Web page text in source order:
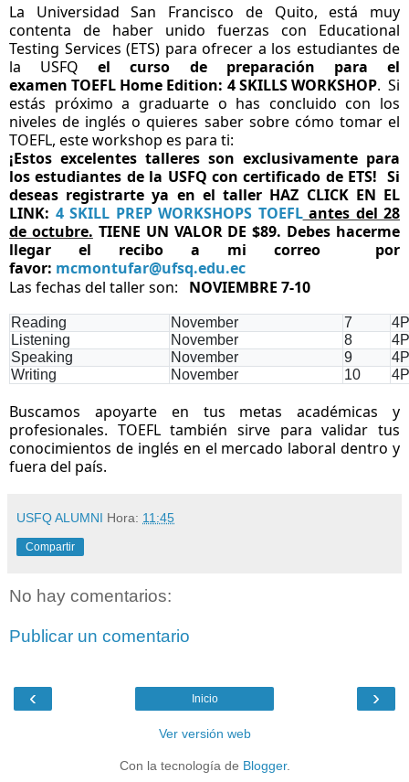
La Universidad San Francisco de Quito, está muy
contenta de haber unido fuerzas con Educational
Testing Services (ETS) para ofrecer a los estudiantes de
la USFQel curso de preparación para el
examen TOEFL Home Edition: 4 SKILLS WORKSHOP. Si
estás próximo a graduarte o has concluido con los
niveles de inglés o quieres saber sobre cómo tomar el
TOEFL, este workshop es para ti:
¡Estos excelentes talleres son exclusivamente para
los estudiantes de la USFQ con certificado de ETS! Si
deseas registrarte ya en el taller HAZ CLICK EN EL
LINK: 4 SKILL PREP WORKSHOPS TOEFLantes del 28
de octubre. TIENE UN VALOR DE $89. Debes hacerme
llegar el recibo a mi correo
por
favor: mcmontufar@ufsq.edu.ec
Las fechas del taller son:
NOVIEMBRE 7-10
Reading November 7
Listening
November 8
Speaking
November 9
Writing
November 10
Buscamos apoyarte en tus metas académicas y
profesionales. TOEFL también sirve para validar tus
conocimientos de inglés en el mercado laboral dentro y
fuera del país.
USFQ ALUMNI Hora: 11:45
Compartir
No hay comentarios:
Publicar un comentario
‹ ›
Inicio
Ver versión web
Con la tecnología de Blogger.